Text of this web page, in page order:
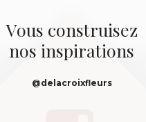
Vous construisez
nos inspirations
@delacroixfleurs